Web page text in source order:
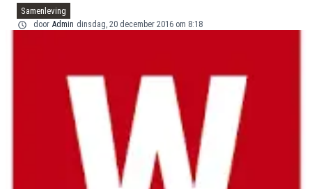
Samenleving
door Admin dinsdag, 20 december 2016 om 8:18